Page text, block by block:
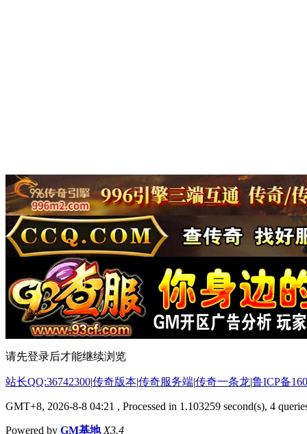
请先登录后才能继续浏览
站长QQ:36742300|传奇版本|传奇服务端|传奇一条龙|鲁ICP备
GMT+8, 2026-8-8 04:21 , Processed in 1.103259 second(s), 4
Powered by GM基地 X3.4